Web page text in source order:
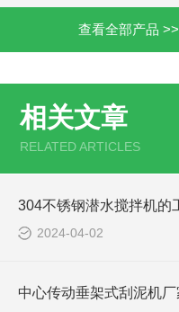
查看全部产品 >>
相关文章
RELATED ARTICLES
2024-04-02